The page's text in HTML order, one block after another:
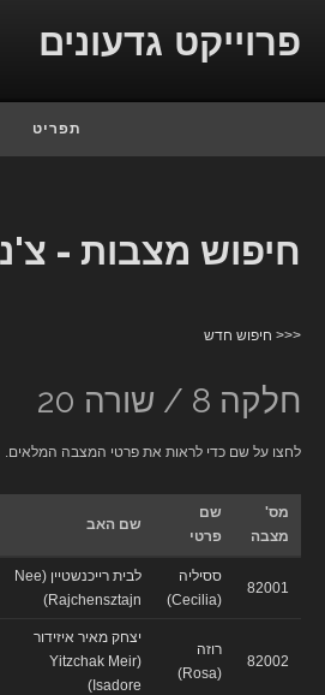
פרוייקט גדעונים
תפריט
חיפוש מצבות -
<<< חיפוש חדש
חלקה 8 / שורה 20
לחצו על שם כדי לראות את פרטי המצבה המלאים.
מס'
מצבה
שם
פרטי
שם האב
82001
ססיליה
(Cecilia)
לבית רייכנשטיין (Nee
Rajchensztajn)
82002
רוזה
(Rosa)
יצחק מאיר איזידור
(Yitzchak Meir
Isadore)